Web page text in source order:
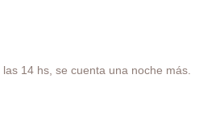
14 hs, se cuenta una noche más.